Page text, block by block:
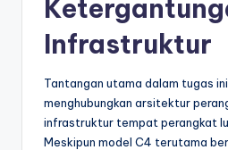
Infrastruktur
Tantangan utama dalam tugas
menghubungkan arsitektur
infrastruktur tempat perangkat
Meskipun model C4 terutama